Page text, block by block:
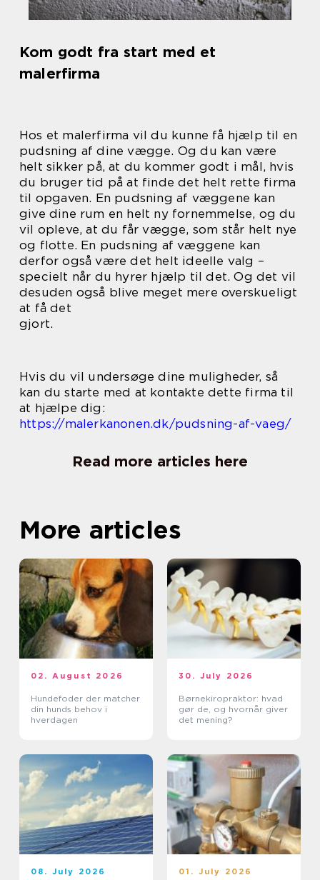
Kom godt fra start med et
malerfirma
Hos et malerfirma vil du kunne få hjælp til en
pudsning af dine vægge. Og du kan være
helt sikker på, at du kommer godt i mål, hvis
du bruger tid på at finde det helt rette firma
til opgaven. En pudsning af væggene kan
give dine rum en helt ny fornemmelse, og du
vil opleve, at du får vægge, som står helt nye
og flotte. En pudsning af væggene kan
derfor også være det helt ideelle valg –
specielt når du hyrer hjælp til det. Og det vil
desuden også blive meget mere overskueligt
at få det
gjort.
Hvis du vil undersøge dine muligheder, så
kan du starte med at kontakte dette firma til
at hjælpe dig:
https://malerkanonen.dk/pudsning-af-vaeg/
Read more articles here
More articles
02. August 2026
Hundefoder der matcher
din hunds behov i
hverdagen
30. July 2026
Børnekiropraktor: hvad
gør de, og hvornår giver
det mening?
08. July 2026 01. July 2026